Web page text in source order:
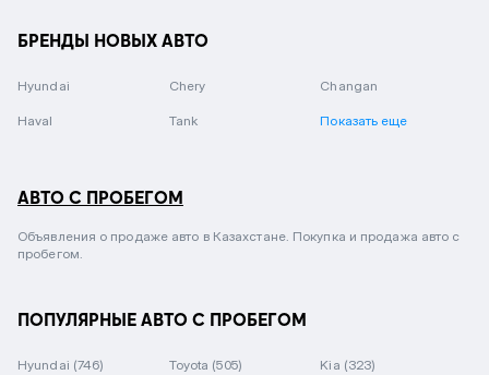
БРЕНДЫ НОВЫХ АВТО
Hyundai Chery Changan
Haval Tank Показать еще
АВТО С ПРОБЕГОМ
Объявления о продаже авто в Казахстане. Покупка и продажа авто с
пробегом.
ПОПУЛЯРНЫЕ АВТО С ПРОБЕГОМ
Hyundai (746) Toyota (505) Kia (323)